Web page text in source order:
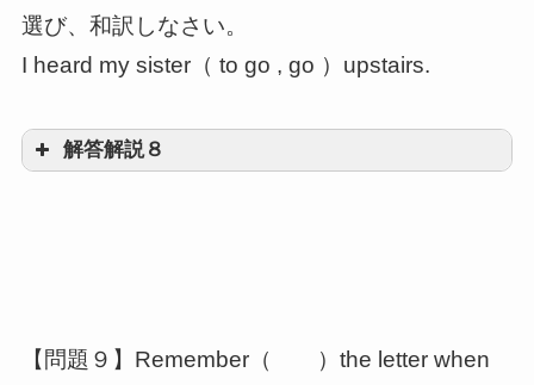
主節の動詞が示す「時」よりも前のこ
He seems～という
は過去の事
選び、和訳しなさい。
I heard my sister（ to go , go ）upstairs.
解答解説８
不定詞
Oが～するのを見る[聞く,
【問題９】Remember（ ）the letter when